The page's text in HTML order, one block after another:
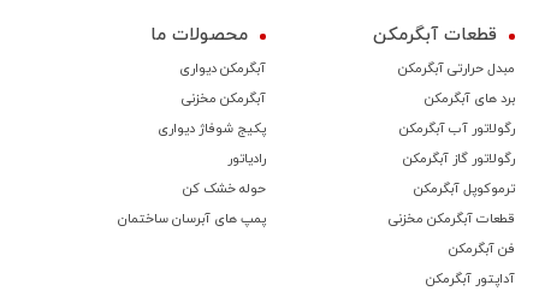
قطعات آبگرمکن
مبدل حرارتی آبگرمکن
برد های آبگرمکن
رگولاتور آب آبگرمکن
رگولاتور گاز آبگرمکن
ترموكوپل آبگرمکن
قطعات آبگرمکن مخزنی
فن آبگرمکن
آداپتور آبگرمکن
محصولات ما
آبگرمکن دیواری
آبگرمکن مخزنی
پکیج شوفاژ دیواری
رادیاتور
حوله خشک کن
پمپ های آبرسان ساختمان